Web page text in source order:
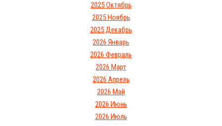
2025 Октябрь
2025 Ноябрь
2025 Декабрь
2026 Январь
2026 Февраль
2026 Март
2026 Апрель
2026 Май
2026 Июнь
2026 Июль